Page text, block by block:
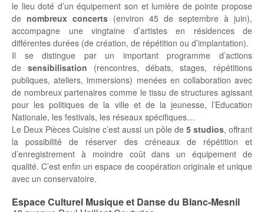
le lieu doté d’un équipement son et lumière de pointe propose
de nombreux concerts (environ 45 de septembre à juin),
accompagne une vingtaine d’artistes en résidences de
différentes durées (de création, de répétition ou d’implantation).
Il se distingue par un important programme d’actions
de sensibilisation (rencontres, débats, stages, répétitions
publiques, ateliers, immersions) menées en collaboration avec
de nombreux partenaires comme le tissu de structures agissant
pour les politiques de la ville et de la jeunesse, l’Education
Nationale, les festivals, les réseaux spécifiques…
Le Deux Pièces Cuisine c’est aussi un pôle de 5 studios, offrant
la possibilité de réserver des créneaux de répétition et
d’enregistrement à moindre coût dans un équipement de
qualité. C’est enfin un espace de coopération originale et unique
avec un conservatoire.
Espace Culturel Musique et Danse du Blanc-Mesnil